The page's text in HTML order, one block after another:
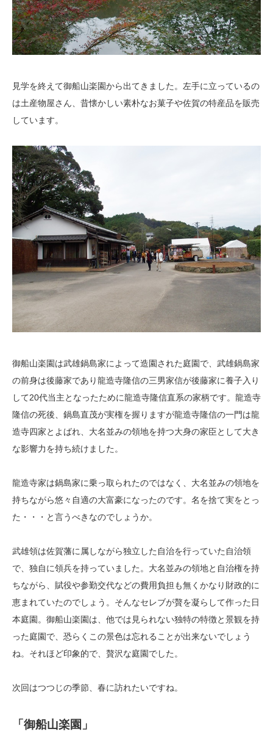
見学を終えて御船山楽園から出てきました。左手に立っているの
は土産物屋さん、昔懐かしい素朴なお菓子や佐賀の特産品を販売
しています。
御船山楽園は武雄鍋島家によって造園された庭園で、武雄鍋島家
の前身は後藤家であり龍造寺隆信の三男家信が後藤家に養子入り
して20代当主となったために龍造寺隆信直系の家柄です。龍造寺
隆信の死後、鍋島直茂が実権を握りますが龍造寺隆信の一門は龍
造寺四家とよばれ、大名並みの領地を持つ大身の家臣として大き
な影響力を持ち続けました。
龍造寺家は鍋島家に乗っ取られたのではなく、大名並みの領地を
持ちながら悠々自適の大富豪になったのです。名を捨て実をとっ
た・・・と言うべきなのでしょうか。
武雄領は佐賀藩に属しながら独立した自治を行っていた自治領
で、独自に領兵を持っていました。大名並みの領地と自治権を持
ちながら、賦役や参勤交代などの費用負担も無くかなり財政的に
恵まれていたのでしょう。そんなセレブが贅を凝らして作った日
本庭園。御船山楽園は、他では見られない独特の特徴と景観を持
った庭園で、恐らくこの景色は忘れることが出来ないでしょう
ね。それほど印象的で、贅沢な庭園でした。
次回はつつじの季節、春に訪れたいですね。
「御船山楽園」